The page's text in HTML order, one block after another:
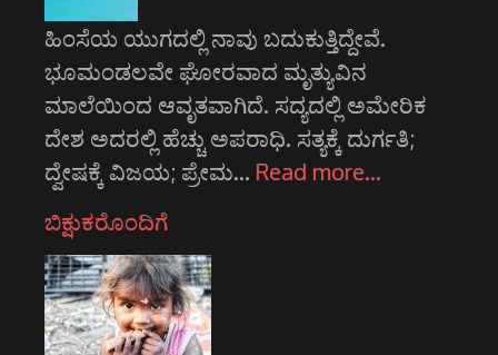
ಹಿಂಸೆಯ ಯುಗದಲ್ಲಿ ನಾವು ಬದುಕುತ್ತಿದ್ದೇವೆ.
ಭೂಮಂಡಲವೇ ಘೋರವಾದ ಮೃತ್ಯುವಿನ
ಮಾಲೆಯಿಂದ ಆವೃತವಾಗಿದೆ. ಸದ್ಯದಲ್ಲಿ ಅಮೇರಿಕ
ದೇಶ ಅದರಲ್ಲಿ ಹೆಚ್ಚು ಅಪರಾಧಿ. ಸತ್ಯಕ್ಕೆ ದುರ್ಗತಿ;
ದ್ವೇಷಕ್ಕೆ ವಿಜಯ; ಪ್ರೇಮ… Read more…
ಬಿಕ್ಷುಕರೊಂದಿಗೆ